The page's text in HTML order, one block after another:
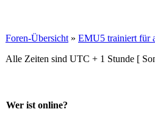
Foren-Übersicht » EMU5 trainiert für
Alle Zeiten sind UTC + 1 Stunde [
Wer ist online?